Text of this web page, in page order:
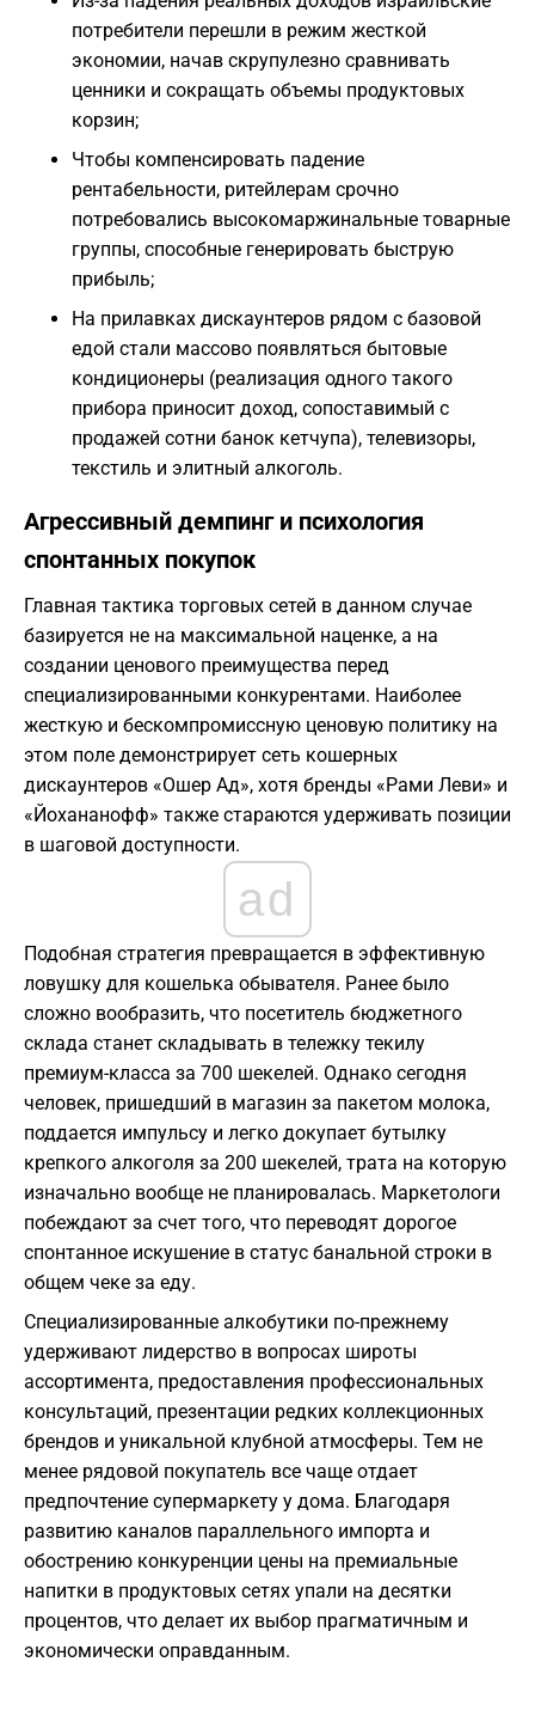
потребители перешли в режим жесткой
экономии, начав скрупулезно сравнивать
ценники и сокращать объемы продуктовых
корзин;
Чтобы компенсировать падение
рентабельности, ритейлерам срочно
потребовались высокомаржинальные товарные
группы, способные генерировать быструю
прибыль;
На прилавках дискаунтеров рядом с базовой
едой стали массово появляться бытовые
кондиционеры (реализация одного такого
прибора приносит доход, сопоставимый с
продажей сотни банок кетчупа), телевизоры,
текстиль и элитный алкоголь.
Агрессивный демпинг и психология
спонтанных покупок
Главная тактика торговых сетей в данном случае
базируется не на максимальной наценке, а на
создании ценового преимущества перед
специализированными конкурентами. Наиболее
жесткую и бескомпромиссную ценовую политику на
этом поле демонстрирует сеть кошерных
дискаунтеров «Ошер Ад», хотя бренды «Рами Леви» и
«Йохананофф» также стараются удерживать позиции
в шаговой доступности.
ad
Подобная стратегия превращается в эффективную
ловушку для кошелька обывателя. Ранее было
сложно вообразить, что посетитель бюджетного
склада станет складывать в тележку текилу
премиум-класса за 700 шекелей. Однако сегодня
человек, пришедший в магазин за пакетом молока,
поддается импульсу и легко докупает бутылку
крепкого алкоголя за 200 шекелей, трата на которую
изначально вообще не планировалась. Маркетологи
побеждают за счет того, что переводят дорогое
спонтанное искушение в статус банальной строки в
общем чеке за еду.
Специализированные алкобутики по-прежнему
удерживают лидерство в вопросах широты
ассортимента, предоставления профессиональных
консультаций, презентации редких коллекционных
брендов и уникальной клубной атмосферы. Тем не
менее рядовой покупатель все чаще отдает
предпочтение супермаркету у дома. Благодаря
развитию каналов параллельного импорта и
обострению конкуренции цены на премиальные
напитки в продуктовых сетях упали на десятки
процентов, что делает их выбор прагматичным и
экономически оправданным.